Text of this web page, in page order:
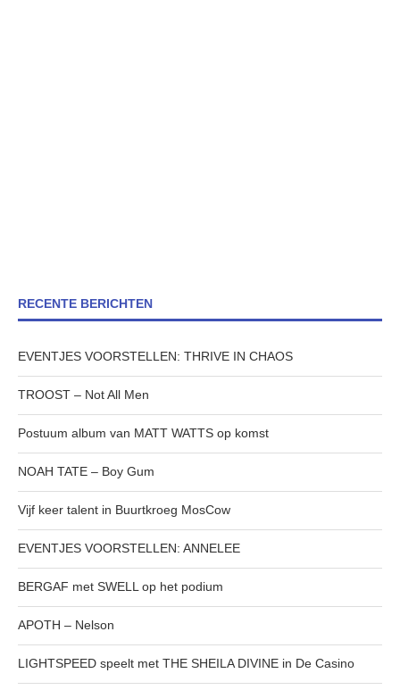
RECENTE BERICHTEN
EVENTJES VOORSTELLEN: THRIVE IN CHAOS
TROOST – Not All Men
Postuum album van MATT WATTS op komst
NOAH TATE – Boy Gum
Vijf keer talent in Buurtkroeg MosCow
EVENTJES VOORSTELLEN: ANNELEE
BERGAF met SWELL op het podium
APOTH – Nelson
LIGHTSPEED speelt met THE SHEILA DIVINE in De Casino